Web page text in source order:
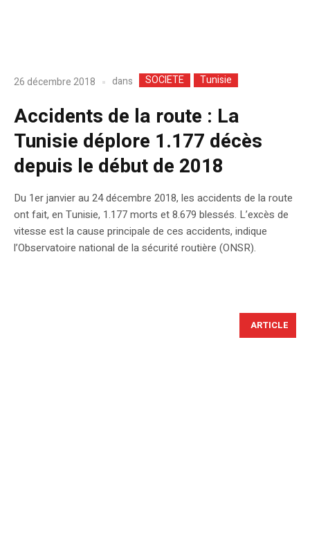
26 décembre 2018 dans SOCIETE Tunisie
Accidents de la route : La
Tunisie déplore 1.177 décès
depuis le début de 2018
Du 1er janvier au 24 décembre 2018, les accidents de la route
ont fait, en Tunisie, 1.177 morts et 8.679 blessés. L’excès de
vitesse est la cause principale de ces accidents, indique
l’Observatoire national de la sécurité routière (ONSR).
ARTICLE